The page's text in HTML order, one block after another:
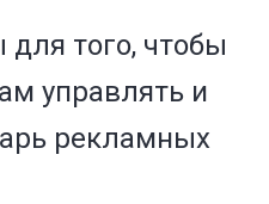
того, чтобы
управлять и
рекламных